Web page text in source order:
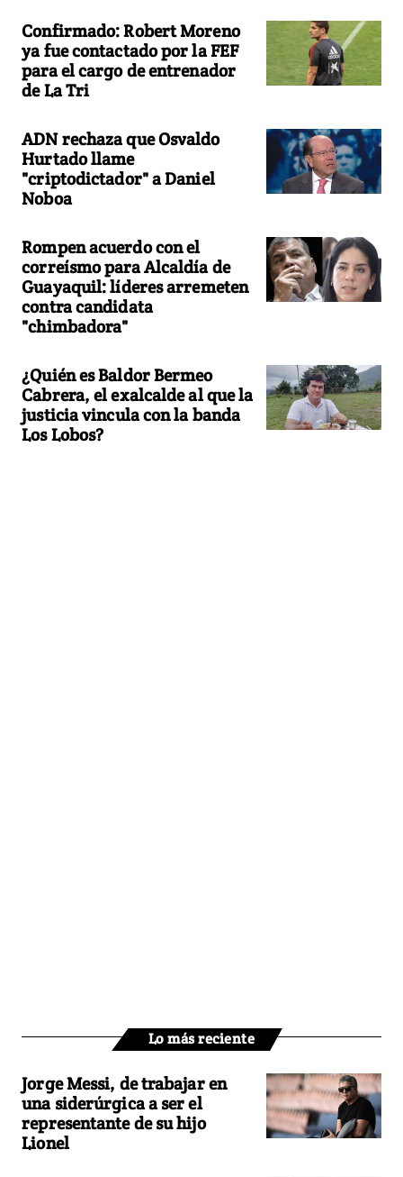
Confirmado: Robert Moreno
ya fue contactado por la FEF
para el cargo de entrenador
de La Tri
ADN rechaza que Osvaldo
Hurtado llame
"criptodictador" a Daniel
Noboa
Rompen acuerdo con el
correísmo para Alcaldía de
Guayaquil: líderes arremeten
contra candidata
"chimbadora"
¿Quién es Baldor Bermeo
Cabrera, el exalcalde al que la
justicia vincula con la banda
Los Lobos?
Lo más reciente
Jorge Messi, de trabajar en
una siderúrgica a ser el
representante de su hijo
Lionel